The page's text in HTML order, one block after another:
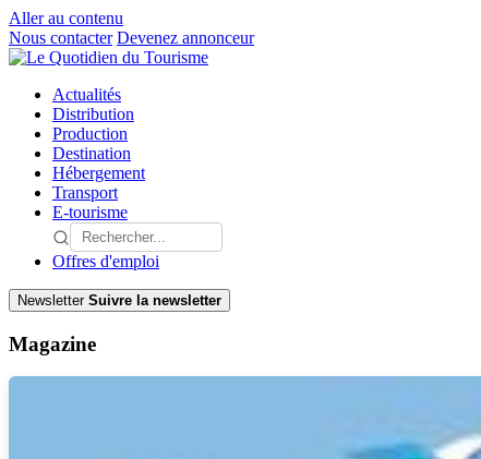
Aller au contenu
Nous contacter Devenez annonceur
Actualités
Distribution
Production
Destination
Hébergement
Transport
E-tourisme
Offres d'emploi
Newsletter Suivre la newsletter
Magazine